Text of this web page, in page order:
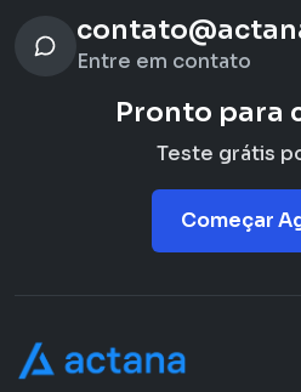
Entre em contato
Pronto para
Teste grátis
Começar